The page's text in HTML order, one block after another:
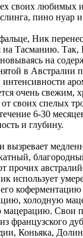
своих любимых
пино нуар
Ник
на Тасманию.
на
в Австралии
очень свежим,
своих спелых
6-30
и глубину.
прочих
использует
холодную
мацерацию. Свои
французского
Коньяка,